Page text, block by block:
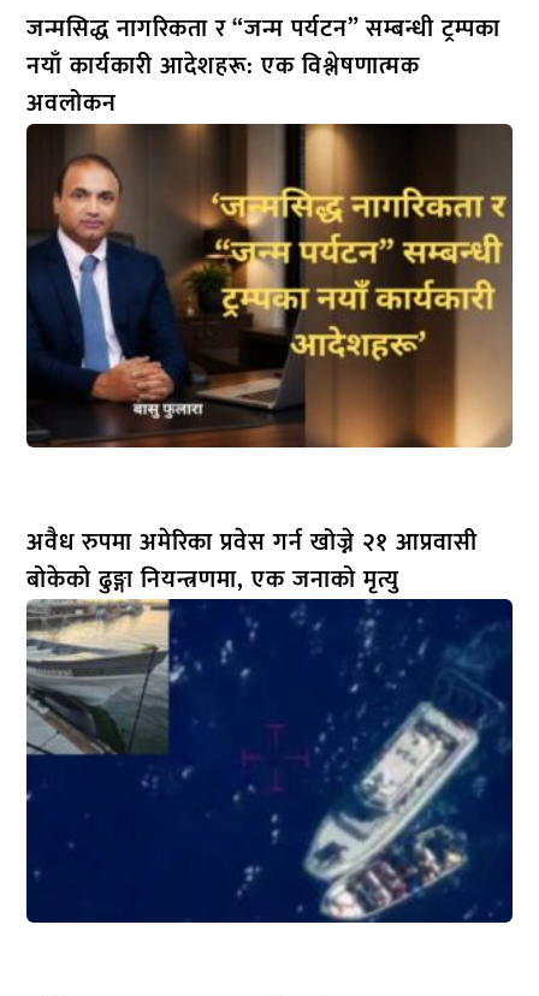
जन्मसिद्ध नागरिकता र “जन्म पर्यटन” सम्बन्धी ट्रम्पका
नयाँ कार्यकारी आदेशहरू: एक विश्लेषणात्मक
अवलोकन
अवैध रुपमा अमेरिका प्रवेस गर्न खोज्ने २१ आप्रवासी
बोकेको ढुङ्गा नियन्त्रणमा, एक जनाको मृत्यु